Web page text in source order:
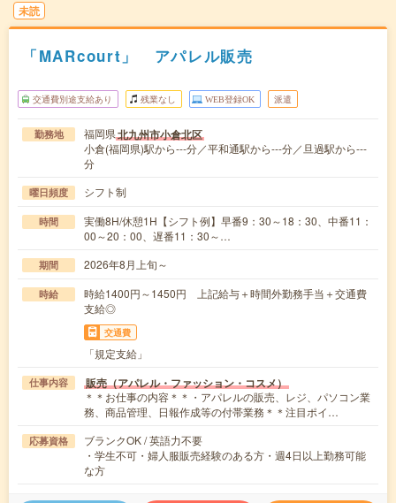
未読
「MARcourt」 アパレル販売
交通費別途支給あり 残業なし WEB登録OK 派遣
勤務地 福岡県北九州市小倉北区
小倉(福岡県)駅から---分／平和通駅から---分／旦過駅から---
分
曜日頻度 シフト制
時間
実働8H/休憩1H【シフト例】早番9：30～18：30、中番11：
00～20：00、遅番11：30～…
期間 2026年8月上旬～
時給
時給1400円～1450円 上記給与＋時間外勤務手当＋交通費
支給◎
交通費
「規定支給」
仕事内容 販売（アパレル・ファッション・コスメ）
＊＊お仕事の内容＊＊・アパレルの販売、レジ、パソコン業
務、商品管理、日報作成等の付帯業務＊＊注目ポイ…
応募資格
ブランクOK / 英語力不要
・学生不可・婦人服販売経験のある方・週4日以上勤務可能
な方